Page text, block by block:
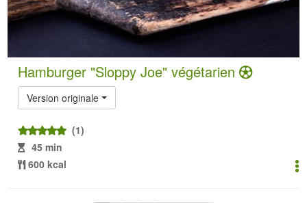
Hamburger "Sloppy Joe" végétarien
Version originale
(1)
45 min
600 kcal